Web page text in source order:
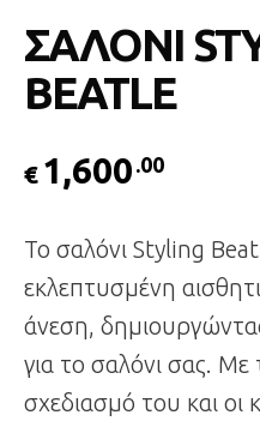
ΣΑΛΟΝΙ
BEATLE
€ 1,600 .00
Το σαλόνι Styling
εκλεπτυσμένη
άνεση,
για το σαλόνι σας. Με
σχεδιασμό του και οι